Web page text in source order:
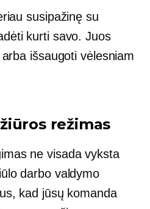
susipažinę su
kurti savo. Juos
išsaugoti vėlesniam
režimas
ne visada vyksta
darbo valdymo
kad jūsų komanda